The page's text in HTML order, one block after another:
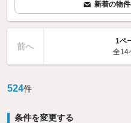
新着の物
前へ
1ペ
全14
524件
条件を変更する